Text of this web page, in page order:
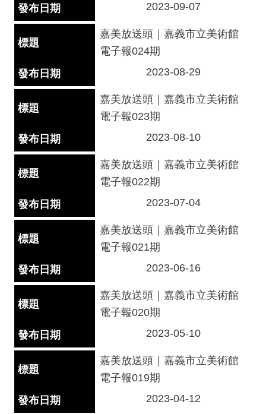
網
導
問
EN
徵
常
問
隱
私
權
護
政
策
政
府
2023-09-07
嘉美放送頭｜嘉義市立美術館
電子報024期
2023-08-29
嘉美放送頭｜嘉義市立美術館
電子報023期
2023-08-10
嘉美放送頭｜嘉義市立美術館
電子報022期
2023-07-04
嘉美放送頭｜嘉義市立美術館
電子報021期
2023-06-16
嘉美放送頭｜嘉義市立美術館
電子報020期
2023-05-10
嘉美放送頭｜嘉義市立美術館
電子報019期
2023-04-12